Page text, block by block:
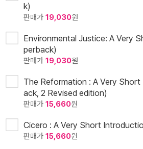
k)
판매가 19,030원
Environmental Justice: A Very
perback)
판매가 19,030원
The Reformation : A Very
ack, 2 Revised edition)
판매가 15,660원
Cicero : A Very Short
판매가 15,660원